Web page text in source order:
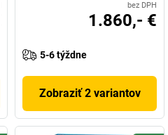
bez DPH
1.860,- €
5-6 týždne
Zobraziť 2 variantov